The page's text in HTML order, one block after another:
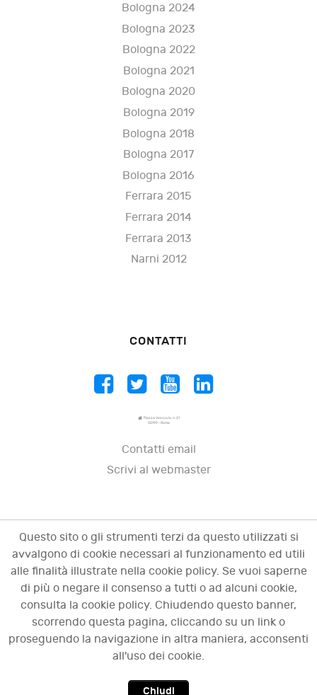
Bologna 2024
Bologna 2023
Bologna 2022
Bologna 2021
Bologna 2020
Bologna 2019
Bologna 2018
Bologna 2017
Bologna 2016
Ferrara 2015
Ferrara 2014
Ferrara 2013
Narni 2012
CONTATTI
Piazza Vescovio, n. 21
00199 - Roma
Contatti email
Scrivi al webmaster
© 2009 - 2026 OCI - Osservatorio sulle crisi
d'impresa. Tutti i diritti riservati.
Questo sito o gli strumenti terzi da questo utilizzati si
avvalgono di cookie necessari al funzionamento ed utili
alle finalità illustrate nella cookie policy. Se vuoi saperne
di più o negare il consenso a tutti o ad alcuni cookie,
consulta la cookie policy. Chiudendo questo banner,
scorrendo questa pagina, cliccando su un link o
proseguendo la navigazione in altra maniera, acconsenti
all'uso dei cookie.
Chiudi